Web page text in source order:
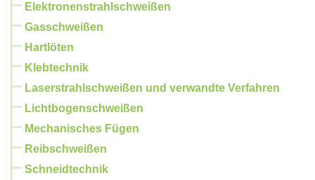
Elektronenstrahlschweißen
Gasschweißen
Hartlöten
Klebtechnik
Laserstrahlschweißen und verwandte Verfahren
Lichtbogenschweißen
Mechanisches Fügen
Reibschweißen
Schneidtechnik